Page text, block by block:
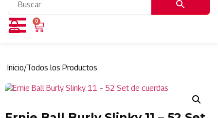
0
Inicio/Todos los Productos